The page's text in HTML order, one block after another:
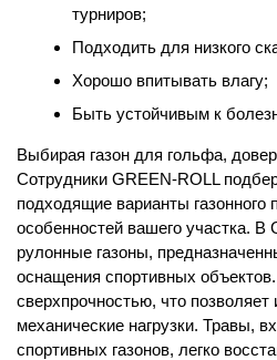
турниров;
Подходить для низкого
Хорошо впитывать влагу;
Быть устойчивым к
Выбирая газон для гольфа,
Сотрудники GREEN-ROLL
подходящие варианты газонного
особенностей вашего участка.
рулонные газоны,
оснащения спортивных
сверхпрочностью, что
механические нагрузки. Травы,
спортивных газонов, легко